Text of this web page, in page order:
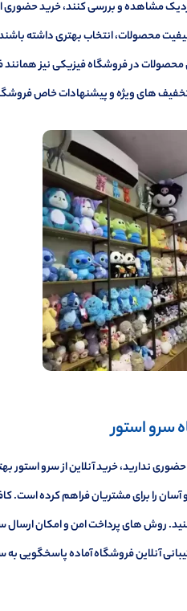
مشاهده و بررسی کنند، خرید حضوری
محصولات، انتخاب بهتری داشته
در فروشگاه فیزیکی نیز همانند
های ویژه و پیشنهادات خاص
سرو استور
ندارید، خرید آنلاین از سرو استور
روش های پرداخت امن و امکان ارسال
آنلاین فروشگاه آماده پاسخگویی به